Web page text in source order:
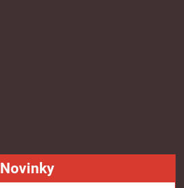
Novinky